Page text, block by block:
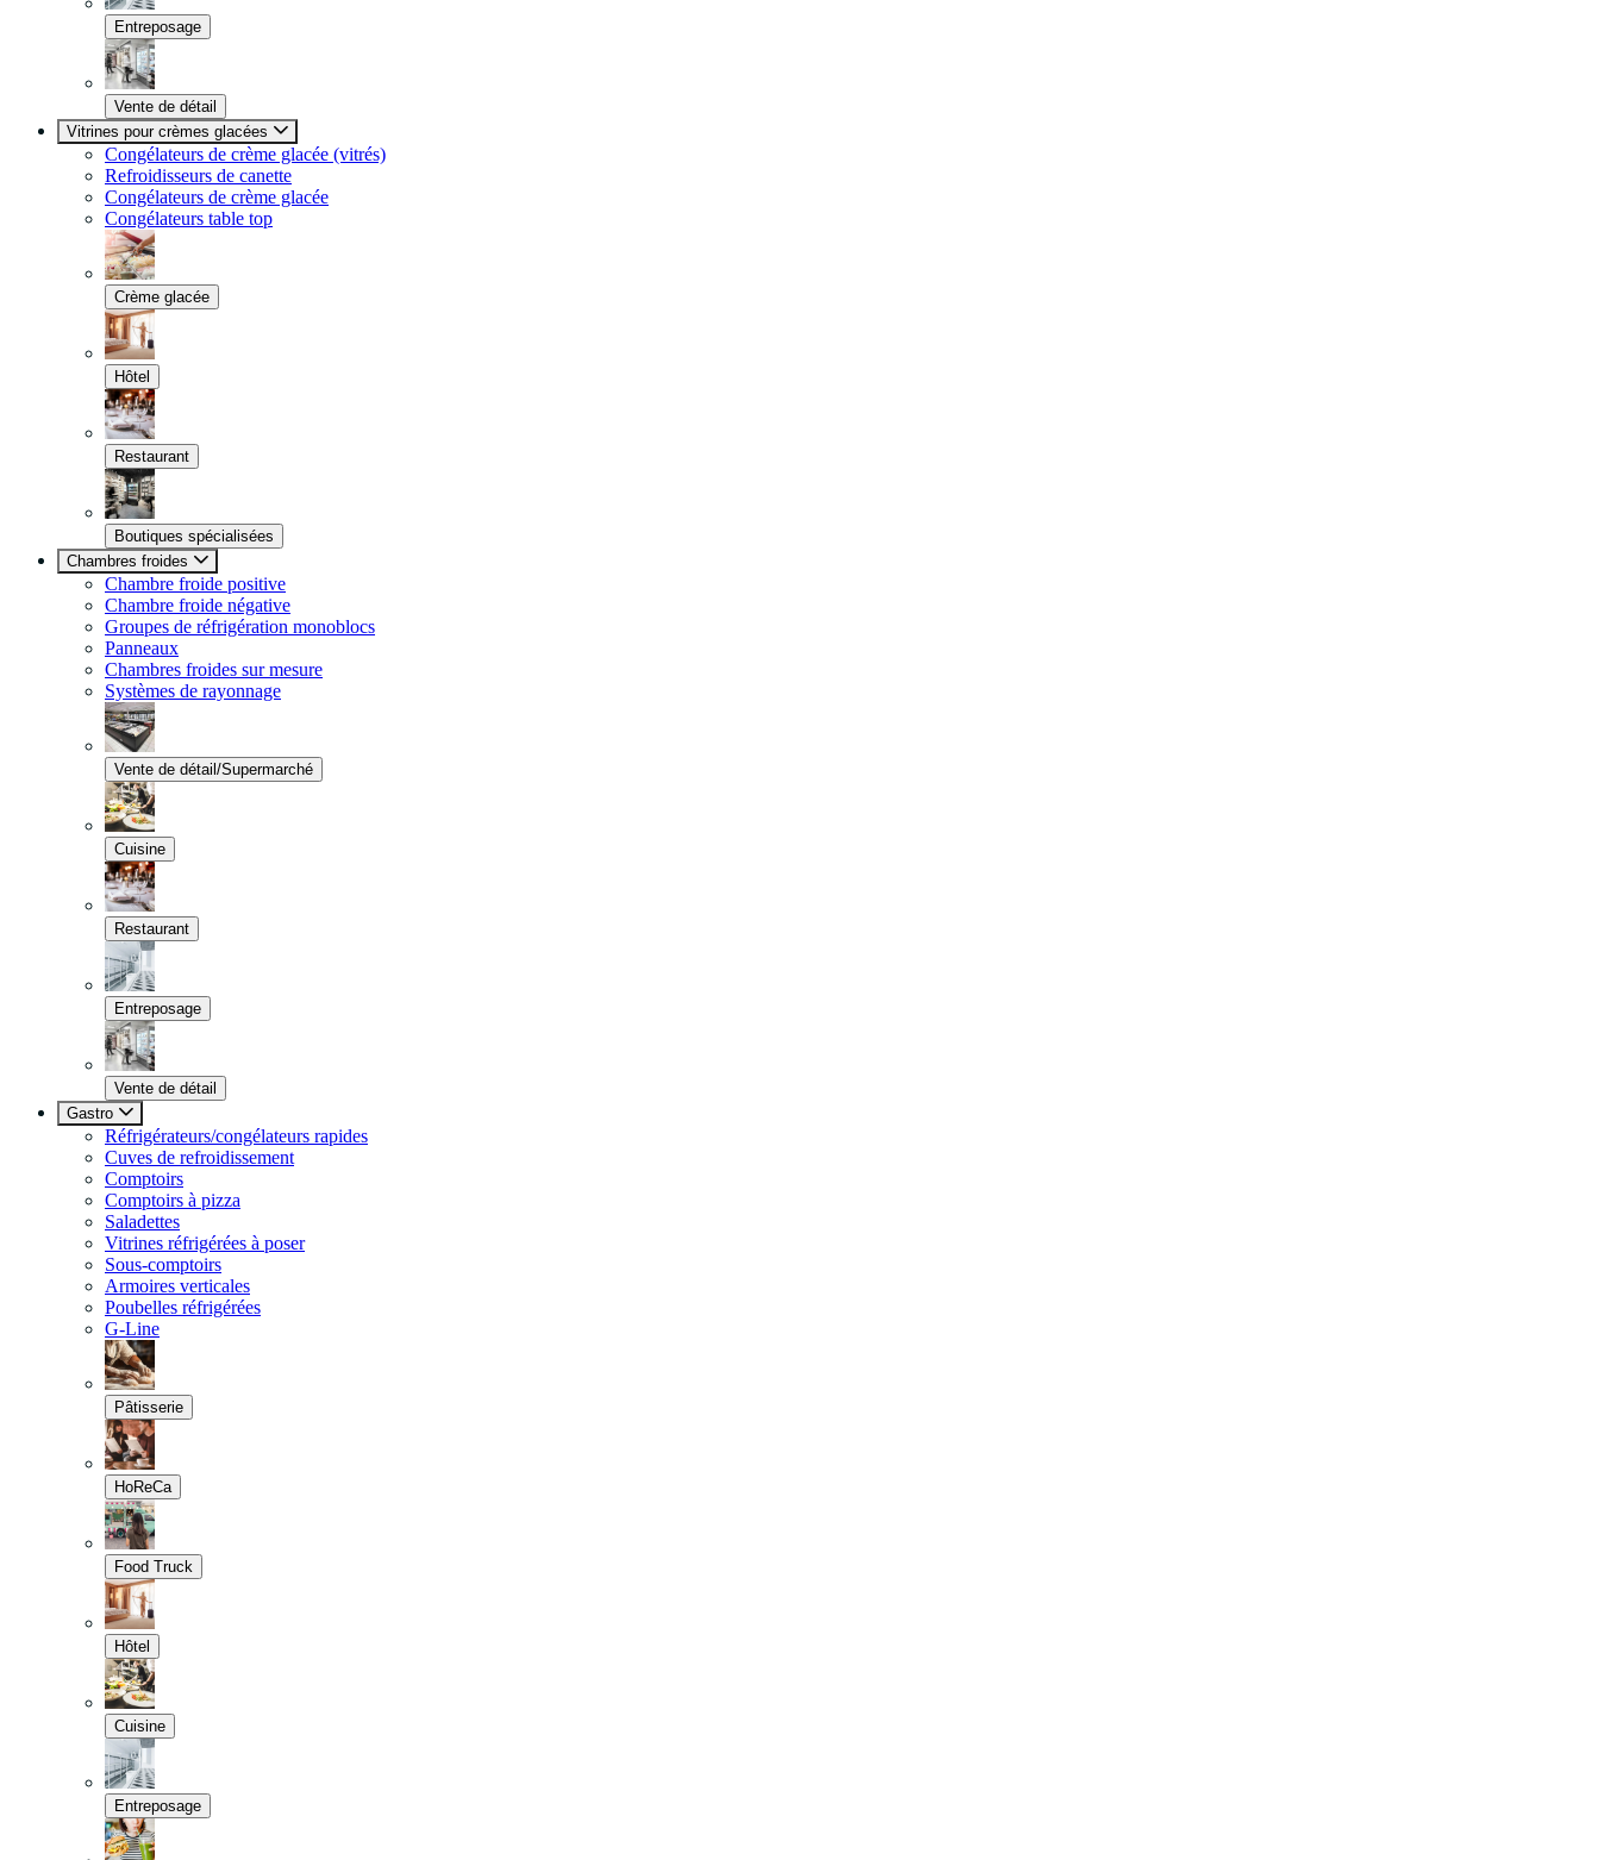
Entreposage
Vente de détail
Vitrines pour crèmes glacées
Congélateurs de crème glacée (vitrés)
Refroidisseurs de canette
Congélateurs de crème glacée
Congélateurs table top
Crème glacée
Hôtel
Restaurant
Boutiques spécialisées
Chambres froides
Chambre froide positive
Chambre froide négative
Groupes de réfrigération monoblocs
Panneaux
Chambres froides sur mesure
Systèmes de rayonnage
Vente de détail/Supermarché
Cuisine
Restaurant
Entreposage
Vente de détail
Gastro
Réfrigérateurs/congélateurs rapides
Cuves de refroidissement
Comptoirs
Comptoirs à pizza
Saladettes
Vitrines réfrigérées à poser
Sous-comptoirs
Armoires verticales
Poubelles réfrigérées
G-Line
Pâtisserie
HoReCa
Food Truck
Hôtel
Cuisine
Entreposage